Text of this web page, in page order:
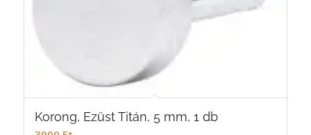
Korong, Ezüst Titán, 5 mm, 1 db